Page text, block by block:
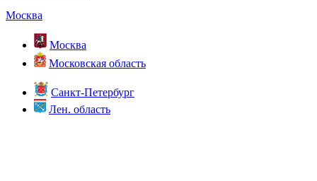
Москва
Москва
Московская область
Санкт-Петербург
Лен. область